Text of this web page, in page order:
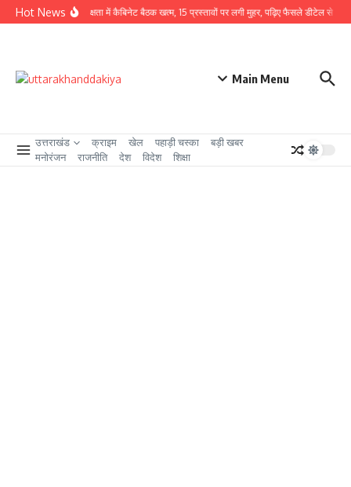
Skip to content
Hot News
CM धामी की अध्यक्षता में कैबिनेट बैठक खत्म, 15 प्रस्तावों पर लगी मुहर, पढ़िए फैसले डीटेल से
Main Menu
उत्तराखंड क्राइम खेल पहाड़ी चस्का
बड़ी खबर
मनोरंजन
राजनीति देश विदेश शिक्षा